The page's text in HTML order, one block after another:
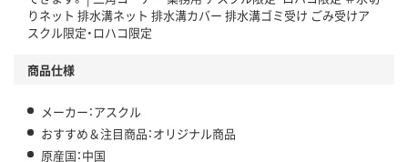
りネット 排水溝ネット 排水溝カバー 排水溝ゴミ受け ごみ受けア
スクル限定・ロハコ限定
商品仕様
メーカー：アスクル
おすすめ＆注目商品：オリジナル商品
原産国：中国